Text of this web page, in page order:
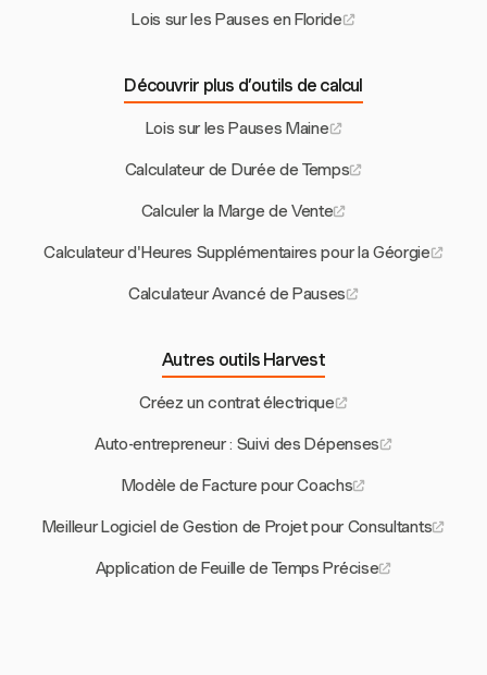
Lois sur les Pauses en Floride
Découvrir plus d’outils de calcul
Lois sur les Pauses Maine
Calculateur de Durée de Temps
Calculer la Marge de Vente
Calculateur d'Heures Supplémentaires pour la Géorgie
Calculateur Avancé de Pauses
Autres outils Harvest
Créez un contrat électrique
Auto-entrepreneur : Suivi des Dépenses
Modèle de Facture pour Coachs
Meilleur Logiciel de Gestion de Projet pour Consultants
Application de Feuille de Temps Précise